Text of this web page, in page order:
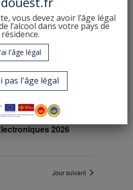
2026
- 17:00àdimanche 28 juin -
Jour suivant
vous devez avoir l’âge légal
l’alcool dans votre pays de
résidence.
l'âge légal
pas l'âge légal